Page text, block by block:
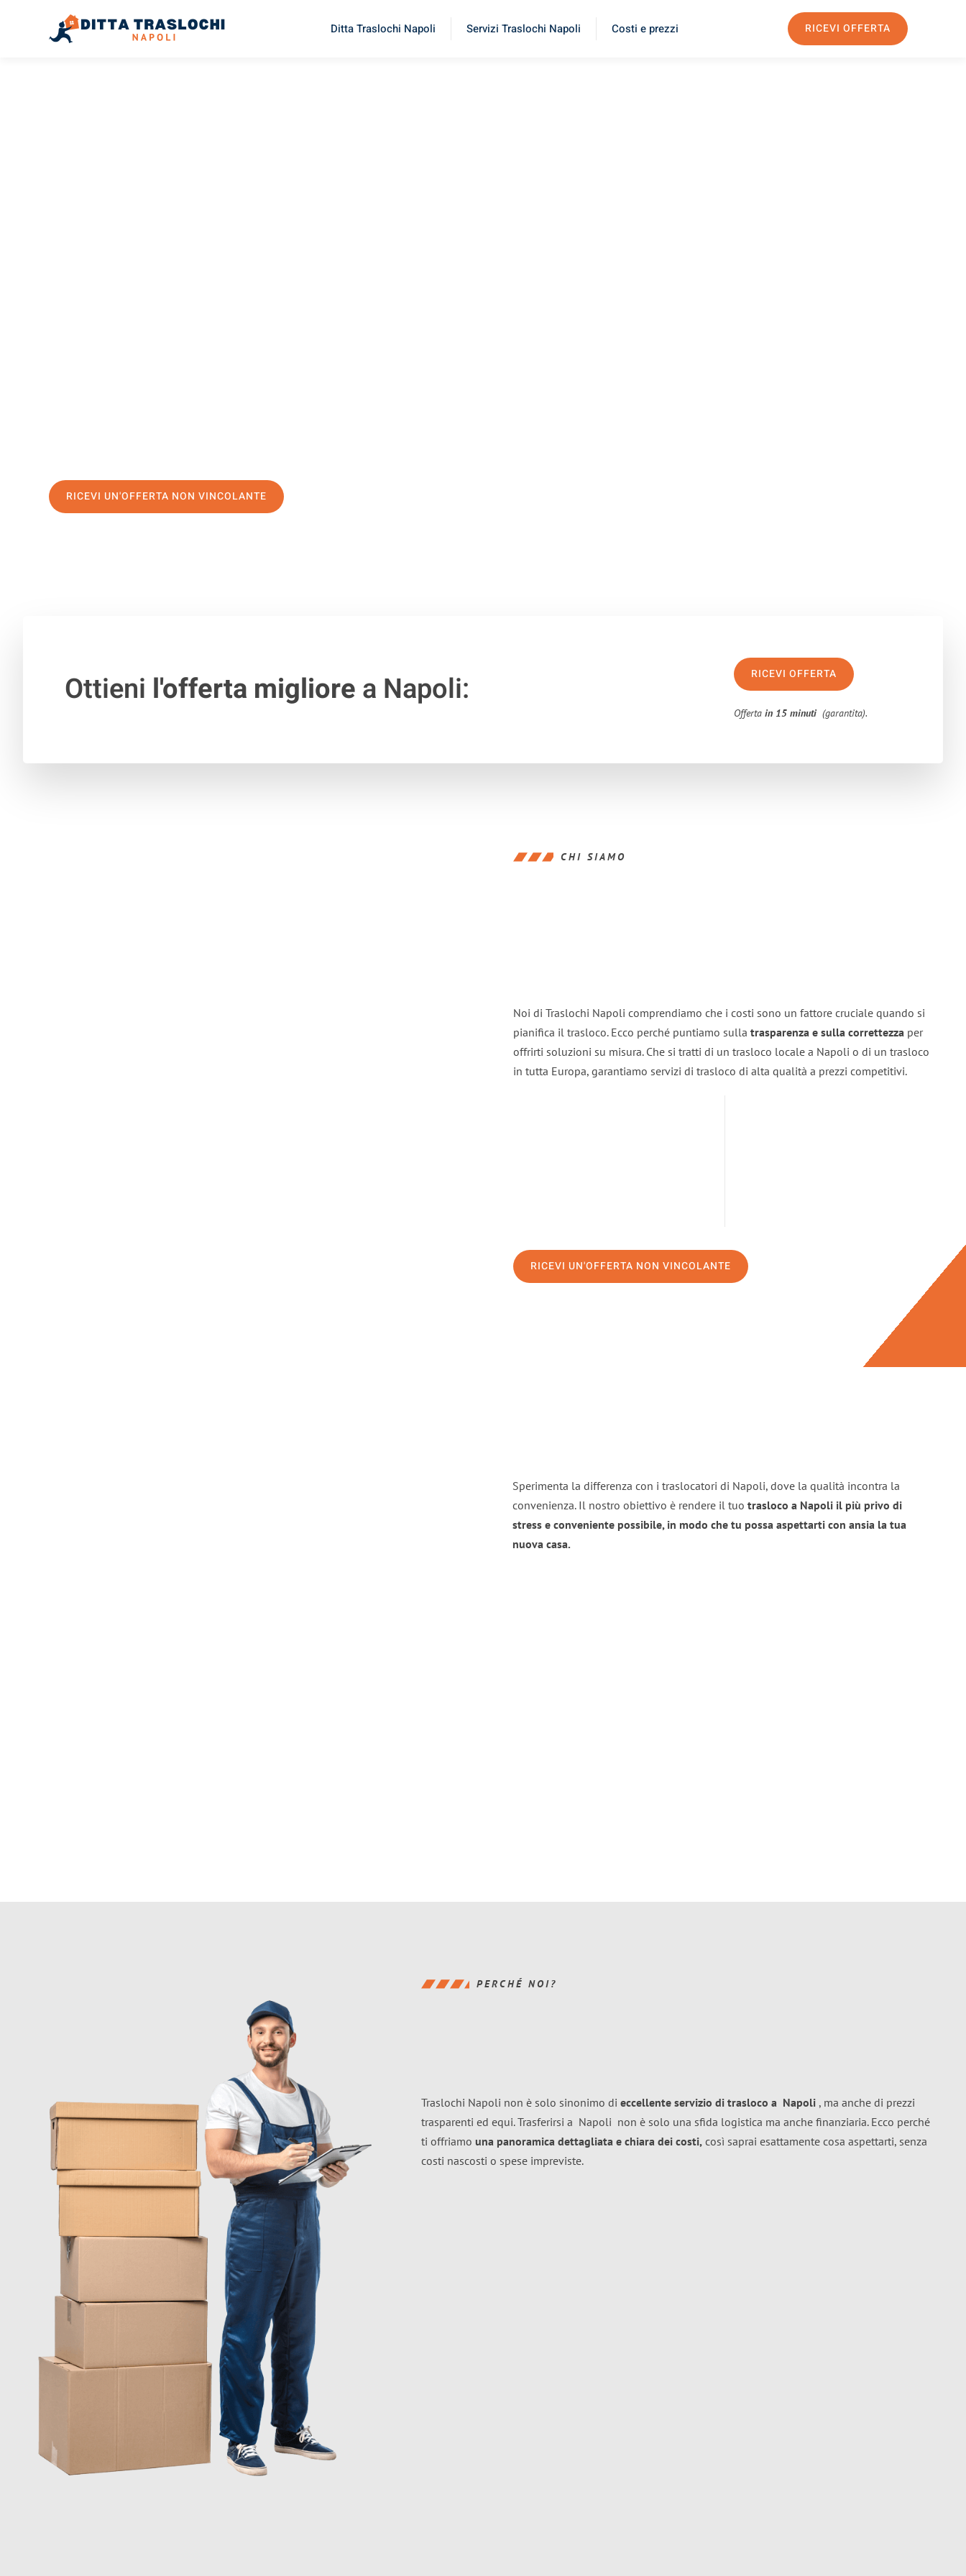
Ditta Traslochi Napoli Servizi Traslochi Napoli Costi e prezzi RICEVI OFFERTA
RICEVI UN'OFFERTA NON VINCOLANTE
Ottieni l'offerta migliorea Napoli: RICEVI OFFERTA
Offertain 15 minuti (garantita).
CHI SIAMO
Noi di Traslochi Napoli comprendiamo che i costi sono un fattore cruciale quando si
pianifica il trasloco. Ecco perché puntiamo sulla trasparenza e sulla correttezza per
offrirti soluzioni su misura. Che si tratti di un trasloco locale a Napoli o di un trasloco
in tutta Europa, garantiamo servizi di trasloco di alta qualità a prezzi competitivi.
RICEVI UN'OFFERTA NON VINCOLANTE
Sperimenta la differenza con i traslocatori di Napoli, dove la qualità incontra la
convenienza. Il nostro obiettivo è rendere il tuo trasloco a Napoli il più privo di
stress e conveniente possibile, in modo che tu possa aspettarti con ansia la tua
nuova casa.
PERCHÉ NOI?
Traslochi Napoli non è solo sinonimo di eccellente servizio di trasloco a Napoli , ma anche di prezzi
trasparenti ed equi. Trasferirsi a Napoli non è solo una sfida logistica ma anche finanziaria. Ecco perché
ti offriamo una panoramica dettagliata e chiara dei costi, così saprai esattamente cosa aspettarti, senza
costi nascosti o spese impreviste.